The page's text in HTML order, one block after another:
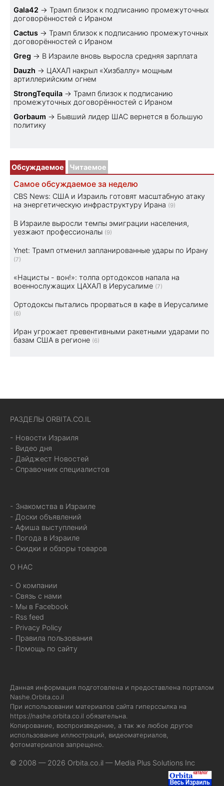
Gala42 → Трамп близок к подписанию промежуточных
договорённостей с Ираном
Cactus → Трамп близок к подписанию промежуточных
договорённостей с Ираном
Greg → В Израиле вновь выросла средняя зарплата
Dauzh → ЦАХАЛ накрыл «Хизбаллу» мощным
артиллерийским огнем
StrongTequila → Трамп близок к подписанию
промежуточных договорённостей с Ираном
Gorbaum → Бывший лидер ШАС вернется в большую
политику
Обсуждаемое Читаемое
Самое обсуждаемое за неделю
CBS News: США и Израиль готовят масштабную атаку
на энергетическую инфраструктуру Ирана (9)
В Израиле выросли темпы эмиграции населения,
уезжают профессионалы (9)
Ynet: Трамп отменил запланированные удары по Ирану
(7)
«Нацисты - вон!»: толпа ортодоксов напала на
военнослужащих ЦАХАЛ в Иерусалиме (7)
Ортодоксы пытались прорваться в кафе в Иерусалиме
(6)
Иран угрожает превентивными ракетными ударами по
базам США в регионе (6)
РАЗДЕЛЫ ORBITA.CO.IL
- Новости Израиля
- Видео дня
- Дайджест Новостей
- Справочник специалистов
- Знакомства в Израиле
- Доски объявлений
- Афиша выступлений
- Погода в Израиле
- Скидки и обзоры товаров
О НАС
- О компании
- Связь с нами
- Мы в Facebook
- Rss feed
- Privacy Policy
- Правила пользования
- Помощь по сайту
Данная информация подготовлена и предоставлена порталом
Nashe.Orbita.co.il
При использовании материалов сайта гиперссылка на
https://nashe.orbita.co.il обязательна.
Копирование, воспроизведение, а так же любое другое
использование иллюстраций, видеоматериалов,
фотоматериалов запрещено.
© 2008 — 2026 Orbita.co.il — Media Plus Solutions Inc